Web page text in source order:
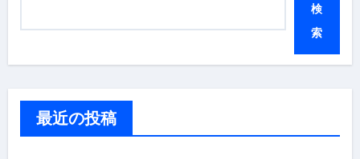
検
索
最近の投稿